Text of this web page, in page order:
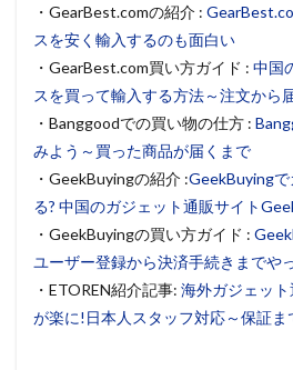
・GearBest.comの紹介 :
スを安く輸入するのも面白い
・GearBest.com買い方ガイド : 中国
スを買って輸入する方法～注文から
・Banggoodでの買い物の仕方 :
みよう～買った商品が届くまで
・GeekBuyingの紹介 :GeekBuying
る? 中国のガジェット通販サイト
・GeekBuyingの買い方ガイド :
ユーザー登録から決済手続きまでや
・ETOREN紹介記事: 海外ガジェット
が楽に!日本人スタッフ対応～保証ま